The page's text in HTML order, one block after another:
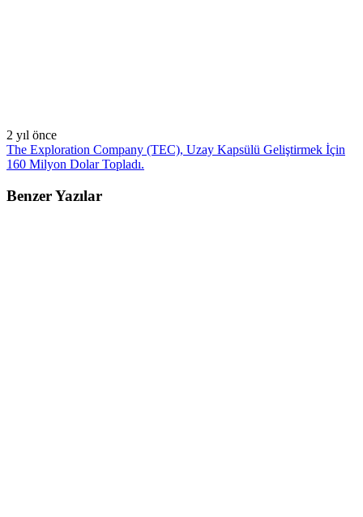
2 yıl önce
The Exploration Company (TEC), Uzay Kapsülü Geliştirmek İçin
160 Milyon Dolar Topladı.
Benzer Yazılar